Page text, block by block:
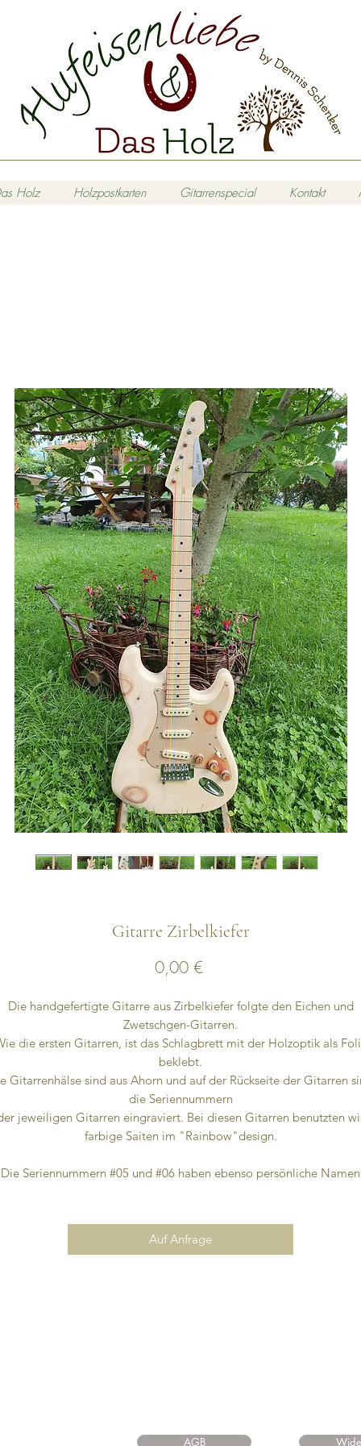
Holz Holzpostkarten Gitarrenspecial Kontakt
Gitarre Zirbelkiefer
0,00 €Preis
Die handgefertigte Gitarre aus Zirbelkiefer folgte den Eichen und
Zwetschgen-Gitarren.
die ersten Gitarren, ist das Schlagbrett mit der Holzoptik als
beklebt.
Gitarrenhälse sind aus Ahorn und auf der Rückseite der Gitarren
die Seriennummern
jeweiligen Gitarren eingraviert. Bei diesen Gitarren benutzten
farbige Saiten im "Rainbow"design.
Die Seriennummern #05 und #06 haben ebenso persönliche Namen
#06 Stone Pine
Auf Anfrage
AGB